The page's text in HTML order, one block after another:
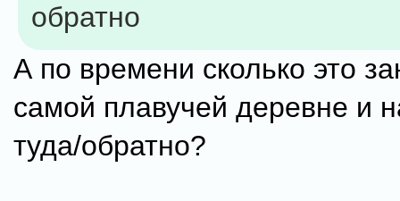
обратно
А по времени сколько это
самой плавучей деревне и
туда/обратно?